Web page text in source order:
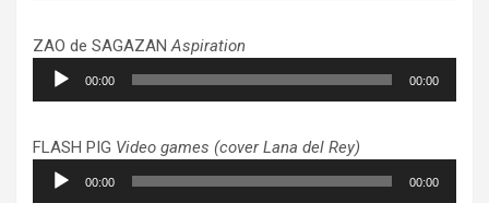
ZAO de SAGAZANAspiration
Lecteur
audio
00:00 00:00
FLASH PIG Video games (cover Lana del Rey)
Lecteur
audio
00:00 00:00